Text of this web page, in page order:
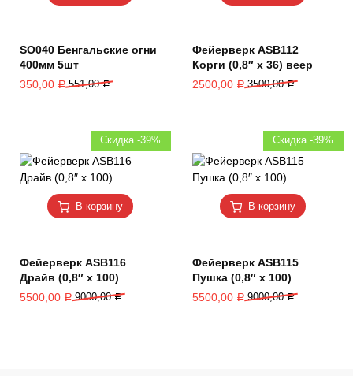
SO040 Бенгальские огни
400мм 5шт
551,00Р
350,00 Р
Фейерверк ASB112
Корги (0,8″ х 36) веер
3500,00Р
2500,00 Р
В корзину
Скидка -39%
Фейерверк ASB116
Драйв (0,8″ х 100)
9000,00Р
5500,00 Р
В корзину
Скидка -39%
Фейерверк ASB115
Пушка (0,8″ х 100)
9000,00Р
5500,00 Р